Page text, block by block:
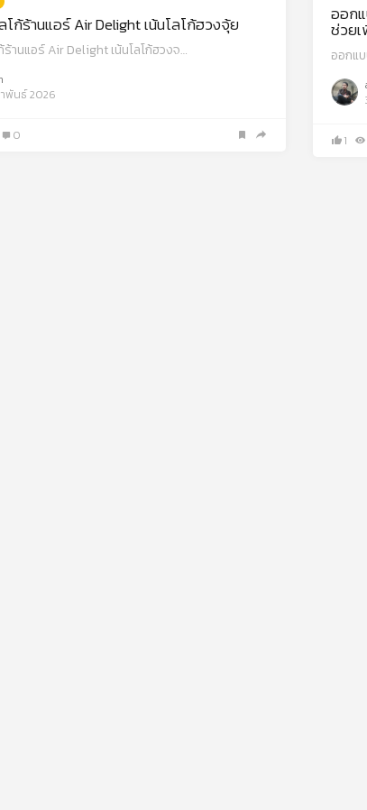
ก้ร้านแอร์ Air Delight เน้นโลโก้ฮวงจุ้ย
ร้านแอร์ Air Delight เน้นโลโก้ฮวงจ…
พันธ์ 2026
0
ออก
ช่วย
ออกแ
1